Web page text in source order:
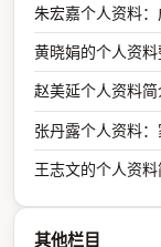
朱宏嘉个人资料
黄晓娟的个人资
赵美延个人资料
张丹露个人资料
王志文的个人资
其他栏目